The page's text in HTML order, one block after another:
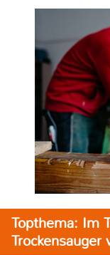
Topthema: Im
Trockensauger